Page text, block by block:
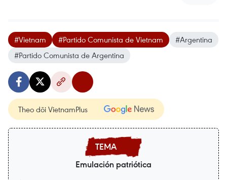
#Vietnam #Partido Comunista de Vietnam
#Argentina
#Partido Comunista de Argentina
Theo dõi VietnamPlus
Emulación patriótica